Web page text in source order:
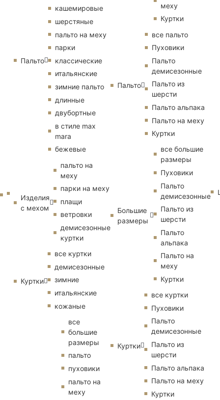
Пальто
кашемировые
шерстяные
пальто на меху
парки
классические
итальянские
зимние пальто
длинные
двубортные
в стиле max
mara
бежевые
Изделия
с мехом
пальто на
меху
парки на меху
плащи
ветровки
демисезонные
куртки
Куртки
все куртки
демисезонные
зимние
итальянские
кожаные
все
большие
размеры
пальто
пуховики
пальто на
меху
меху
Куртки
Пальто
все пальто
Пуховики
Пальто
демисезонные
Пальто из
шерсти
Пальто альпака
Пальто на меху
Куртки
Большие
размеры
все большие
размеры
Пуховики
Пальто
демисезонные
Пальто из
шерсти
Пальто
альпака
Пальто на
меху
Куртки
Куртки
все куртки
Пуховики
Пальто
демисезонные
Пальто из
шерсти
Пальто альпака
Пальто на меху
Куртки